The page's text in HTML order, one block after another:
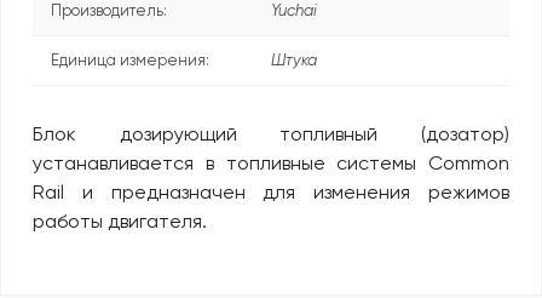
Производитель: Yuchai
Единица измерения: Штука
Блок дозирующий топливный (дозатор)
устанавливается в топливные системы Common
Rail и предназначен для изменения режимов
работы двигателя.